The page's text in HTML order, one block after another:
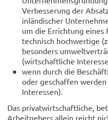
Verbesserung der
inländischer
um die Errichtung
technisch hochwertige
besonders
(wirtschaftliche
wenn durch die
oder geschaffen
Interessen).
Das privatwirtschaftliche,
Arbeitgebers allein reicht